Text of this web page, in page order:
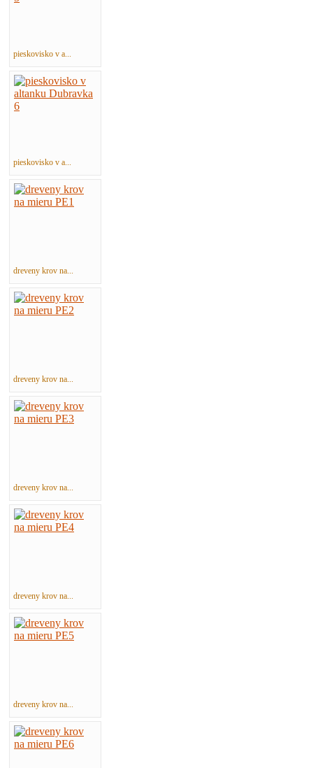
pieskovisko v a...
pieskovisko v a...
dreveny krov na...
dreveny krov na...
dreveny krov na...
dreveny krov na...
dreveny krov na...